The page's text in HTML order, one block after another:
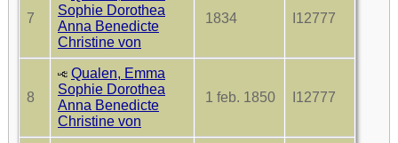
7
Sophie Dorothea
Anna Benedicte
Christine von
1834 I12777
8
Qualen, Emma
Sophie Dorothea
Anna Benedicte
Christine von
1 feb. 1850 I12777